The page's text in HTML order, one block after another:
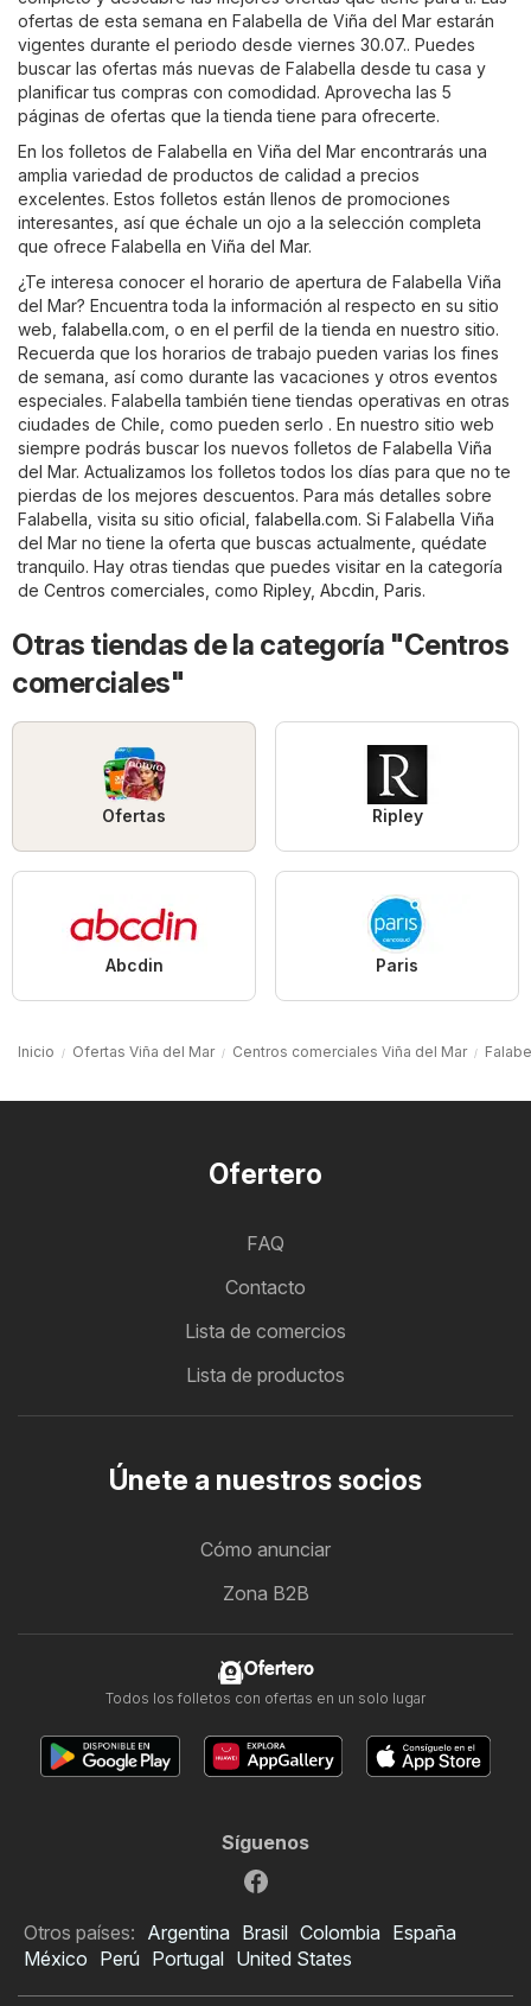
ofertas de esta semana en Falabella de Viña del Mar estarán
vigentes durante el periodo desde viernes 30.07.. Puedes
buscar las ofertas más nuevas de Falabella desde tu casa y
planificar tus compras con comodidad. Aprovecha las 5
páginas de ofertas que la tienda tiene para ofrecerte.
En los folletos de Falabella en Viña del Mar encontrarás una
amplia variedad de productos de calidad a precios
excelentes. Estos folletos están llenos de promociones
interesantes, así que échale un ojo a la selección completa
que ofrece Falabella en Viña del Mar.
¿Te interesa conocer el horario de apertura de Falabella Viña
del Mar? Encuentra toda la información al respecto en su sitio
web, falabella.com , o en el perfil de la tienda en nuestro sitio.
Recuerda que los horarios de trabajo pueden varias los fines
de semana, así como durante las vacaciones y otros eventos
especiales. Falabella también tiene tiendas operativas en otras
ciudades de Chile, como pueden serlo . En nuestro sitio web
siempre podrás buscar los nuevos folletos de Falabella Viña
del Mar. Actualizamos los folletos todos los días para que no te
pierdas de los mejores descuentos. Para más detalles sobre
Falabella, visita su sitio oficial, falabella.com. Si Falabella Viña
del Mar no tiene la oferta que buscas actualmente, quédate
tranquilo. Hay otras tiendas que puedes visitar en la categoría
de Centros comerciales , como Ripley, Abcdin Paris.
Otras tiendas de la categoría "Centros
comerciales"
Ofertas Ripley
Abcdin Paris
Inicio Ofertas Viña del Mar Centros comerciales Viña del Mar
Ofertero
FAQ
Contacto
Lista de comercios
Lista de productos
Únete a nuestros socios
Cómo anunciar
Zona B2B
Ofertero
Todos los folletos con ofertas en un solo lugar
Síguenos
Otros países: Argentina Brasil Colombia España
México Perú Portugal United States